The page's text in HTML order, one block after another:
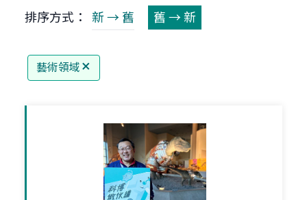
排序方式： 新 → 舊 舊 → 新
藝術領域